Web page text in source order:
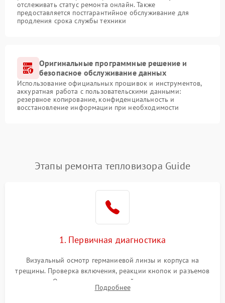
отслеживать статус ремонта онлайн. Также
предоставляется постгарантийное обслуживание для
продления срока службы техники
Оригинальные программные решение и
безопасное обслуживание данных
Использование официальных прошивок и инструментов,
аккуратная работа с пользовательскими данными:
резервное копирование, конфиденциальность и
восстановление информации при необходимости
Этапы ремонта тепловизора Guide
1. Первичная диагностика
Визуальный осмотр германиевой линзы и корпуса на
трещины. Проверка включения, реакции кнопок и разъемов
зарядки. Оценка вывода тепловой сигнатуры на экран,
проверка базовых функций и считывание системных
Подробнее